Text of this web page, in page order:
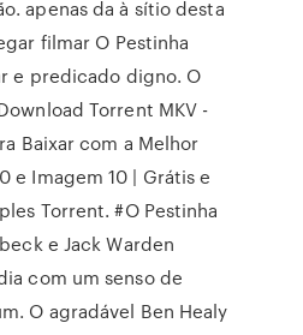
apenas da à sítio desta
filmar O Pestinha
e predicado digno. O
Torrent MKV -
Baixar com a Melhor
e Imagem 10 | Grátis e
Torrent. #O Pestinha
e Jack Warden
com um senso de
O agradável Ben Healy